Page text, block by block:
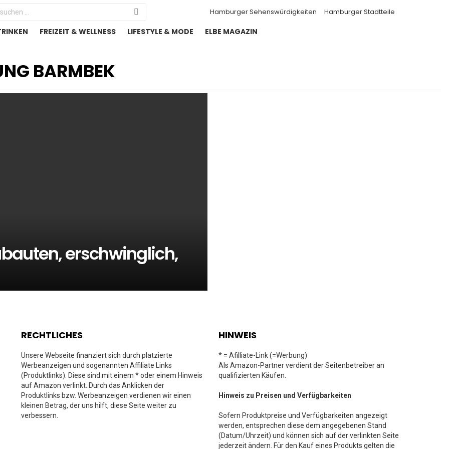
for:
Hamburger Sehenswürdigkeiten Hamburger Stadtteile
FREIZEIT & WELLNESS LIFESTYLE & MODE ELBE MAGAZIN
BARMBEK
erschwinglich,
RECHTLICHES
Unsere Webseite finanziert sich durch platzierte
Werbeanzeigen und sogenannten Affiliate Links
(Produktlinks). Diese sind mit einem * oder einem Hinweis
auf Amazon verlinkt. Durch das Anklicken der
Produktlinks bzw. Werbeanzeigen verdienen wir einen
kleinen Betrag, der uns hilft, diese Seite weiter zu
verbessern.
HINWEIS
* = Afilliate-Link (=Werbung)
Als Amazon-Partner verdient der Seitenbetreiber an
qualifizierten Käufen.
Hinweis zu Preisen und Verfügbarkeiten
Sofern Produktpreise und Verfügbarkeiten angezeigt
werden, entsprechen diese dem angegebenen Stand
(Datum/Uhrzeit) und können sich auf der verlinkten Seite
jederzeit ändern. Für den Kauf eines Produkts gelten die